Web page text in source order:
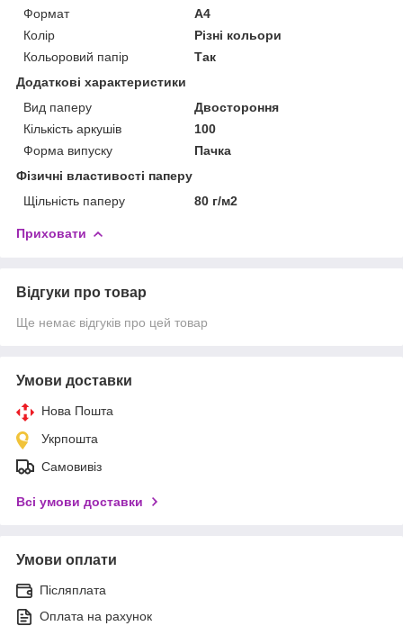
Формат
A4
Колір
Різні кольори
Кольоровий папір
Так
Додаткові характеристики
Вид паперу
Двостороння
Кількість аркушів
100
Форма випуску
Пачка
Фізичні властивості паперу
Щільність паперу
80 г/м2
Приховати
Відгуки про товар
Ще немає відгуків про цей товар
Умови доставки
Нова Пошта
Укрпошта
Самовивіз
Всі умови доставки
Умови оплати
Післяплата
Оплата на рахунок